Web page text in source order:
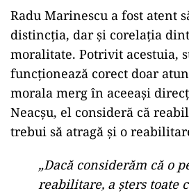
Radu Marinescu a fost atent
distincția, dar și corelația
moralitate. Potrivit acestuia,
funcționează corect doar
morala merg în aceeași
Neacșu, el consideră că
trebui să atragă și o
„Dacă considerăm că o
reabilitare, a șters toate